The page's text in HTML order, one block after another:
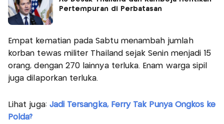
Pertempuran di Perbatasan
Empat kematian pada Sabtu menambah jumlah
korban tewas militer Thailand sejak Senin menjadi 15
orang, dengan 270 lainnya terluka. Enam warga sipil
juga dilaporkan terluka.
Lihat juga: Jadi Tersangka, Ferry Tak Punya Ongkos ke
Polda?